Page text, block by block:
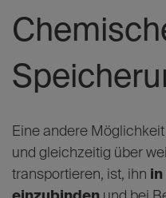
Eine andere
und gleichzeitig über
transportieren, ist, ihn in